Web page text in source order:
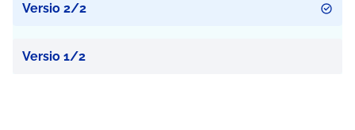
Versio 2/2
Versio 1/2